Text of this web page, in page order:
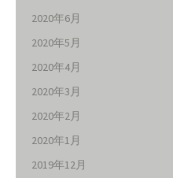
2020年6月
2020年5月
2020年4月
2020年3月
2020年2月
2020年1月
2019年12月